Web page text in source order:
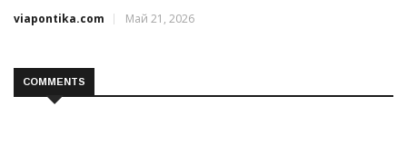
viapontika.com
Май 21, 2026
COMMENTS